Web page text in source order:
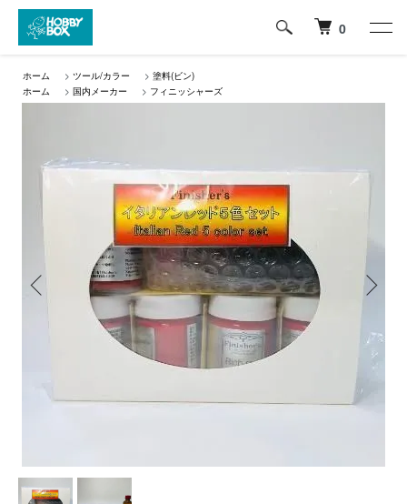
0
ホーム > ツール/カラー > 塗料(ビン)
ホーム
> 国内メーカー > フィニッシャーズ